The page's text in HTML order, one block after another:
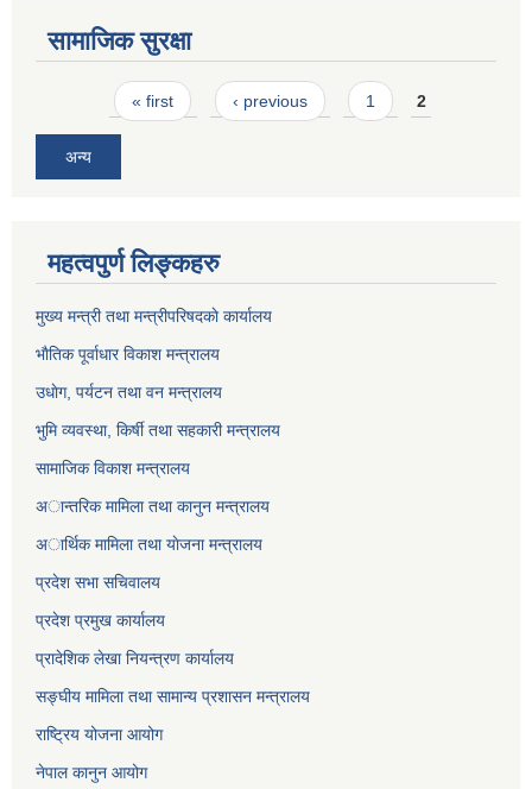
सामाजिक सुरक्षा
Pages« first ‹ previous 1 2
अन्य
महत्वपुर्ण लिङ्कहरु
मुख्य मन्त्री तथा मन्त्रीपरिषदकाे कार्यालय
भाैतिक पूर्वाधार विकाश मन्त्रालय
उधाेग, पर्यटन तथा वन मन्त्रालय
भुमि व्यवस्था, किर्षी तथा सहकारी मन्त्रालय
सामाजिक विकाश मन्त्रालय
अान्तरिक मामिला तथा कानुन मन्त्रालय
अार्थिक मामिला तथा याेजना मन्त्रालय
प्रदेश सभा सचिवालय
प्रदेश प्रमुख कार्यालय
प्रादेशिक लेखा नियन्त्रण कार्यालय
सङ्‍घीय मामिला तथा सामान्य प्रशासन मन्त्रालय
राष्ट्रिय योजना आयोग
नेपाल कानुन आयोग